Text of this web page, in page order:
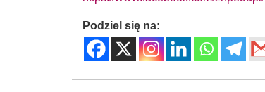
Podziel się na: